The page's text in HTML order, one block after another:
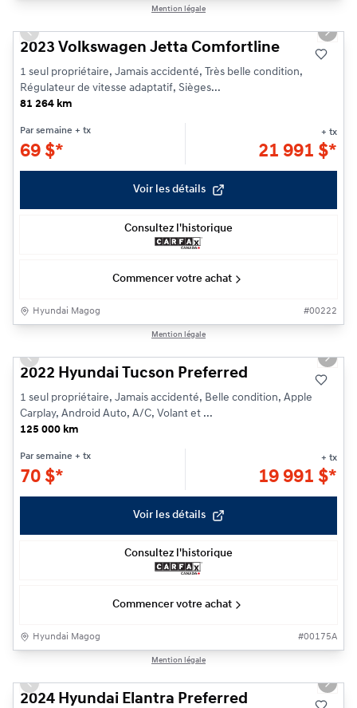
Mention légale
Previous slide Next
2023 Volkswagen Jetta Comfortline
1 seul propriétaire, Jamais accidenté, Très belle condition,
Régulateur de vitesse adaptatif, Sièges...
81 264 km
Par semaine + tx
69 $*
+ tx
21 991 $*
Voir les détails
Consultez l'historique
Commencer votre achat
Hyundai Magog #00222
Mention légale
Previous slide Next
2022 Hyundai Tucson Preferred
1 seul propriétaire, Jamais accidenté, Belle condition, Apple
Carplay, Android Auto, A/C, Volant et ...
125 000 km
Par semaine + tx
70 $*
+ tx
19 991 $*
Voir les détails
Consultez l'historique
Commencer votre achat
Hyundai Magog #00175A
Mention légale
Previous slide Next
2024 Hyundai Elantra Preferred